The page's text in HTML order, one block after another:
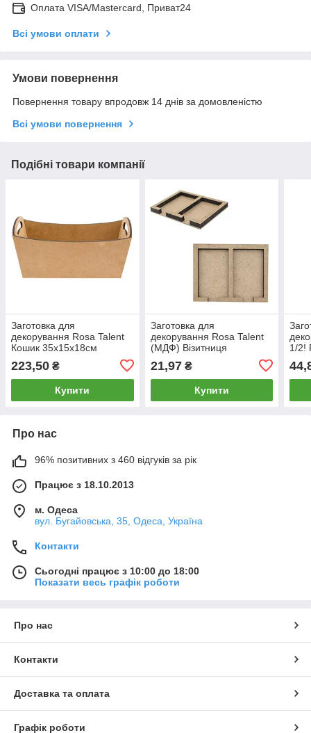
Оплата VISA/Mastercard, Приват24
Всі умови оплати
Умови повернення
Повернення товару впродовж 14 днів за домовленістю
Всі умови повернення
Подібні товари компанії
Заготовка для
декорування Rosa Talent
Кошик 35х15х18см
223,50 ₴
Купити
Заготовка для
декорування Rosa Talent
(МДФ) Візитниця
21,97₴
Купити
1/2!
Про нас
96% позитивних з 460 відгуків за рік
Працює з 18.10.2013
м. Одеса
вул. Бугайовська, 35, Одеса, Україна
Контакти
Сьогодні працює з 10:00 до 18:00
Показати весь графік роботи
Про нас
Контакти
Доставка та оплата
Графік роботи